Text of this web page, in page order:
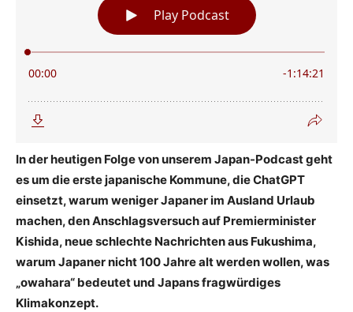
In der heutigen Folge von unserem Japan-Podcast geht
es um die erste japanische Kommune, die ChatGPT
einsetzt, warum weniger Japaner im Ausland Urlaub
machen, den Anschlagsversuch auf Premierminister
Kishida, neue schlechte Nachrichten aus Fukushima,
warum Japaner nicht 100 Jahre alt werden wollen, was
„owahara“ bedeutet und Japans fragwürdiges
Klimakonzept.